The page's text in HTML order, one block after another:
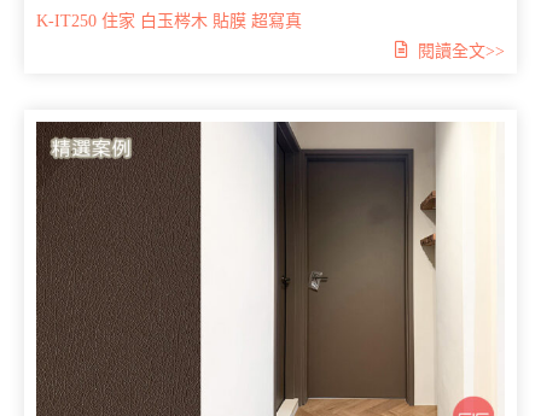
K-IT250 住家 白玉梣木 貼膜 超寫真
閱讀全文>>